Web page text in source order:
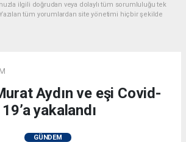
ilgili doğrudan veya dolaylı tüm sorumluluğu tek
tüm yorumlardan site yönetimi hiçbir şekilde
Aydın ve eşi Covid-
19’a yakalandı
GÜNDEM